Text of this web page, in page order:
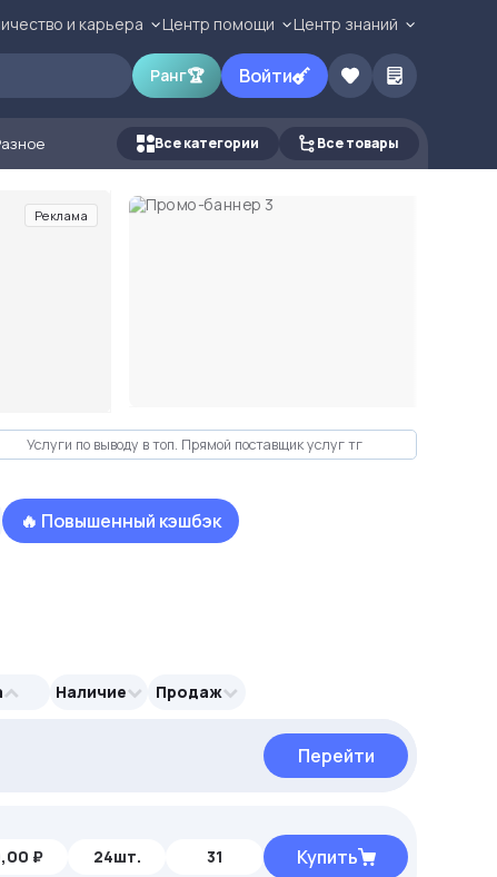
и карьера Центр помощи Центр знаний
Ранг🏆 Войти
Все категории Все товары
Реклама
Услуги по выводу в топ. Прямой поставщик услуг тг
🔥 Повышенный кэшбэк
Наличие Продаж
Перейти
Перейти
Перейти
₽ 24шт. 31 Купить